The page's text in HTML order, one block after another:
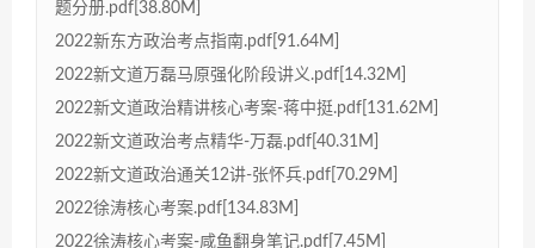
题分册.pdf[38.80M]
2022新东方政治考点指南.pdf[91.64M]
2022新文道万磊马原强化阶段讲义.pdf[14.32M]
2022新文道政治精讲核心考案-蒋中挺.pdf[131.62M]
2022新文道政治考点精华-万磊.pdf[40.31M]
2022新文道政治通关12讲-张怀兵.pdf[70.29M]
2022徐涛核心考案.pdf[134.83M]
2022徐涛核心考案-咸鱼翻身笔记.pdf[7.45M]